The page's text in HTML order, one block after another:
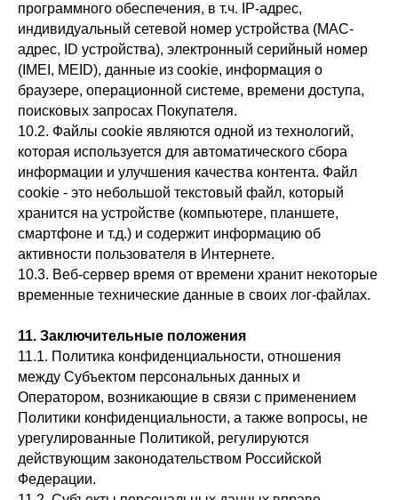
программного обеспечения, в т.ч. IP-адрес,
индивидуальный сетевой номер устройства (MAC-
адрес, ID устройства), электронный серийный номер
(IMEI, MEID), данные из cookie, информация о
браузере, операционной системе, времени доступа,
поисковых запросах Покупателя.
10.2. Файлы cookie являются одной из технологий,
которая используется для автоматического сбора
информации и улучшения качества контента. Файл
cookie - это небольшой текстовый файл, который
хранится на устройстве (компьютере, планшете,
смартфоне и т.д.) и содержит информацию об
активности пользователя в Интернете.
10.3. Веб-сервер время от времени хранит некоторые
временные технические данные в своих лог-файлах.
11. Заключительные положения
11.1. Политика конфиденциальности, отношения
между Субъектом персональных данных и
Оператором, возникающие в связи с применением
Политики конфиденциальности, а также вопросы, не
урегулированные Политикой, регулируются
действующим законодательством Российской
Федерации.